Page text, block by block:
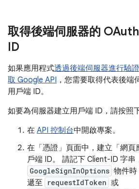
取得後端伺服器的
ID
如果應用程式透過後端伺服器進行驗證
取 Google API ，您需要取得代表後端
用戶端 ID。
如要為伺服器建立用戶端 ID，請按照
在 API 控制台中開啟專案。
在「憑證」 頁面中，建立「網頁
戶端 ID。 請記下 Client-ID 字串
GoogleSignInOptions 物件
遞至 requestIdToken 或